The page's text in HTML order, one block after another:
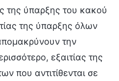
της ύπαρξης του κακού
της ύπαρξης όλων
την
εξαιτίας της
που αντιτίθενται σε